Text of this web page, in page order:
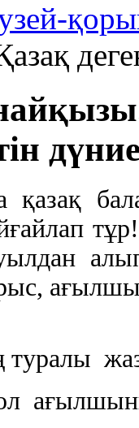
қазақ
туралы